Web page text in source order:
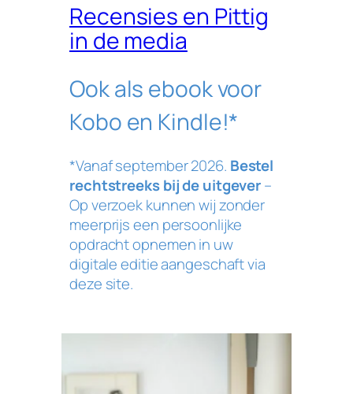
Recensies en Pittig
in de media
Ook als ebook voor
Kobo en Kindle!*
*Vanaf september 2026. Bestel
rechtstreeks bij de uitgever–
Op verzoek kunnen wij zonder
meerprijs een persoonlijke
opdracht opnemen in uw
digitale editie aangeschaft via
deze site.